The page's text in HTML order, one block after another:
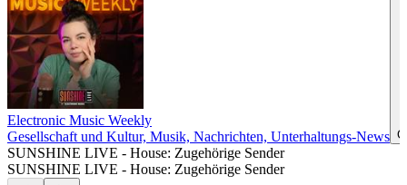
Electronic Music Weekly
Gesellschaft und Kultur, Musik, Nachrichten, Unterhaltungs-News
SUNSHINE LIVE - House: Zugehörige Sender
SUNSHINE LIVE - House: Zugehörige Sender